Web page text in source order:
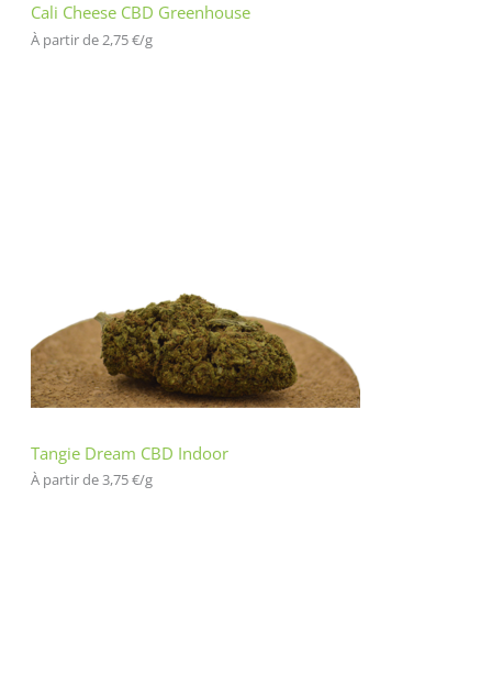
Cali Cheese CBD Greenhouse
À partir de 2,75€/g
Tangie Dream CBD Indoor
À partir de 3,75€/g